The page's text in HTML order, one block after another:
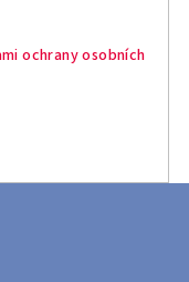
ochrany osobních